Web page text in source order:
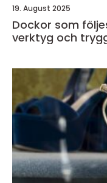
19. August 2025
Dockor som
verktyg och